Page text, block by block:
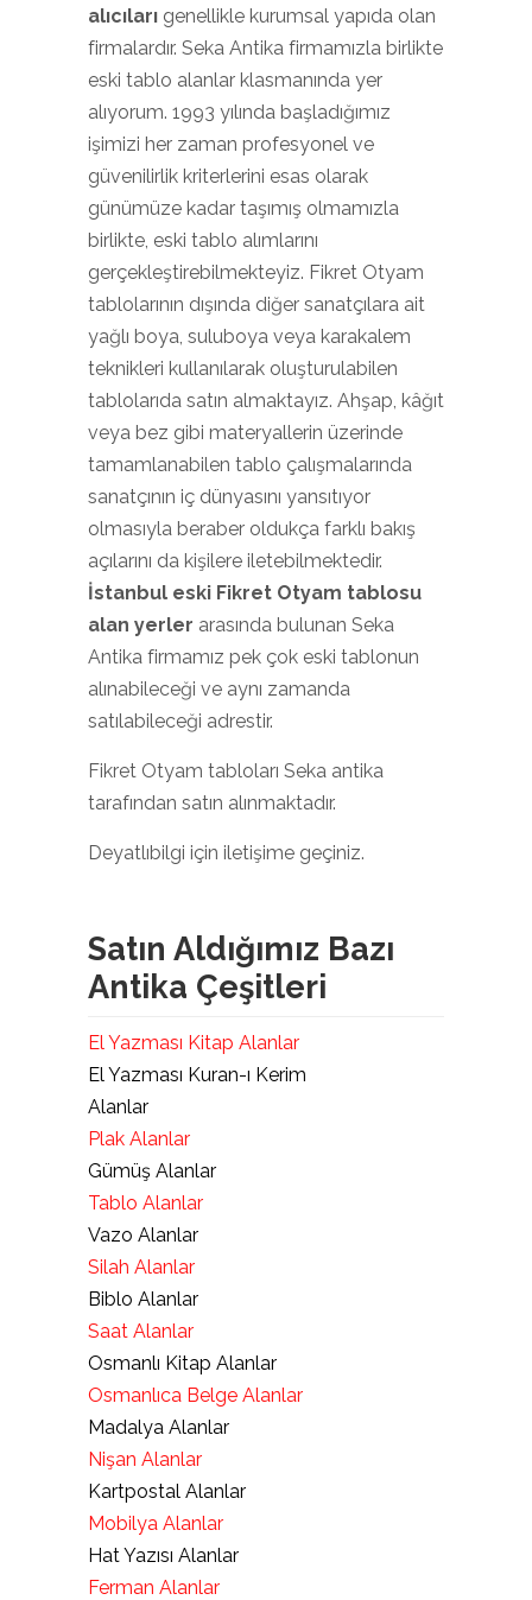
alıcıları genellikle kurumsal yapıda olan
firmalardır. Seka Antika firmamızla birlikte
eski tablo alanlar klasmanında yer
alıyorum. 1993 yılında başladığımız
işimizi her zaman profesyonel ve
güvenilirlik kriterlerini esas olarak
günümüze kadar taşımış olmamızla
birlikte, eski tablo alımlarını
gerçekleştirebilmekteyiz. Fikret Otyam
tablolarının dışında diğer sanatçılara ait
yağlı boya, suluboya veya karakalem
teknikleri kullanılarak oluşturulabilen
tablolarıda satın almaktayız. Ahşap, kâğıt
veya bez gibi materyallerin üzerinde
tamamlanabilen tablo çalışmalarında
sanatçının iç dünyasını yansıtıyor
olmasıyla beraber oldukça farklı bakış
açılarını da kişilere iletebilmektedir.
İstanbul eski Fikret Otyam tablosu
alan yerler arasında bulunan Seka
Antika firmamız pek çok eski tablonun
alınabileceği ve aynı zamanda
satılabileceği adrestir.
Fikret Otyam tabloları Seka antika
tarafından satın alınmaktadır.
Deyatlıbilgi için iletişime geçiniz.
Satın Aldığımız Bazı
Antika Çeşitleri
El Yazması Kitap Alanlar
El Yazması Kuran-ı Kerim
Alanlar
Plak Alanlar
Gümüş Alanlar
Tablo Alanlar
Vazo Alanlar
Silah Alanlar
Biblo Alanlar
Saat Alanlar
Osmanlı Kitap Alanlar
Osmanlıca Belge Alanlar
Madalya Alanlar
Nişan Alanlar
Kartpostal Alanlar
Mobilya Alanlar
Hat Yazısı Alanlar
Ferman Alanlar